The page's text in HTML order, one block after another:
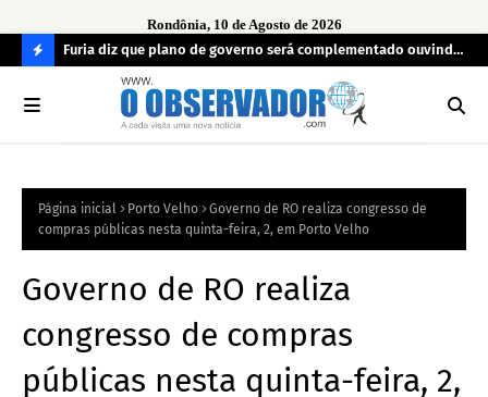
Rondônia, 10 de Agosto de 2026
O
R
Furia diz que plano de governo será complementado ouvindo
o povo e definindo prioridades
Página inicial Porto Velho
Governo de RO realiza congresso de
compras públicas nesta quinta-feira, 2, em Porto Velho
Governo de RO realiza
congresso de compras
públicas nesta quinta-feira, 2,